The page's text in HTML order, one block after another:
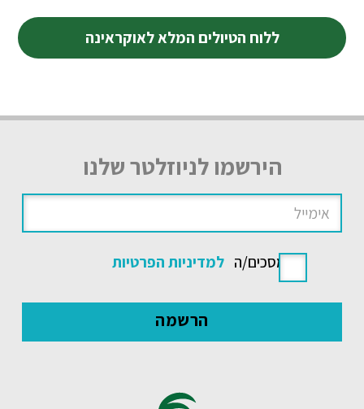
ללוח הטיולים המלא לאוקראינה
הירשמו לניוזלטר שלנו
אני מסכים/ה למדיניות הפרטיות